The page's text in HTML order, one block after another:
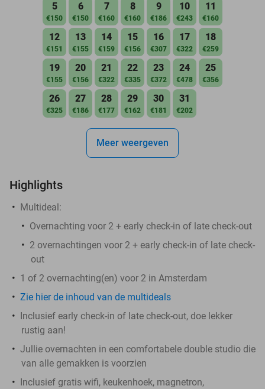
5
€150
6
€150
7
€160
8
€160
9
€186
10
€243
11
€160
12
€151
13
€155
14
€159
15
€156
16
€307
17
€322
18
€259
19
€155
20
€156
21
€322
22
€335
23
€372
24
€478
25
€356
26
€325
27
€186
28
€177
29
€162
30
€181
31
€202
Meer weergeven
Highlights
Multideal:
Overnachting voor 2 + early check-in of late check-out
2 overnachtingen voor 2 + early check-in of late check-
out
1 of 2 overnachting(en) voor 2 in Amsterdam
Zie hier de inhoud van de multideals
Inclusief early check-in of late check-out, doe lekker
rustig aan!
Jullie overnachten in een comfortabele double studio die
van alle gemakken is voorzien
Inclusief gratis wifi, keukenhoek, magnetron,